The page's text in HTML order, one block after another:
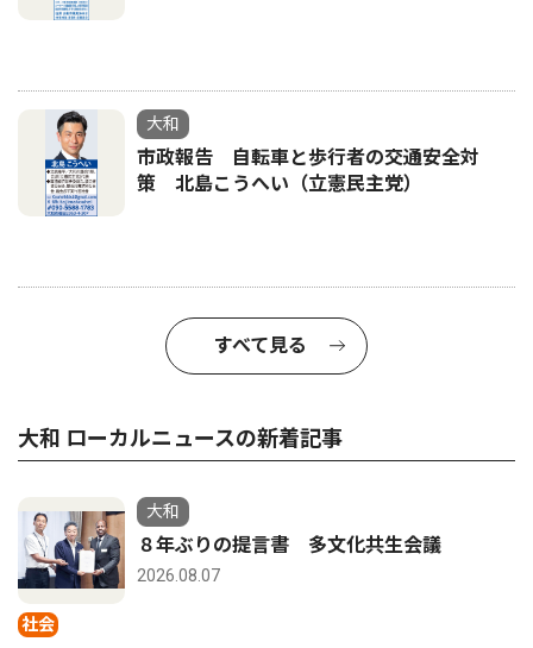
大和
市政報告 自転車と歩行者の交通安全対
策 北島こうへい（立憲民主党）
すべて見る
大和 ローカルニュースの新着記事
社会
大和
８年ぶりの提言書 多文化共生会議
2026.08.07